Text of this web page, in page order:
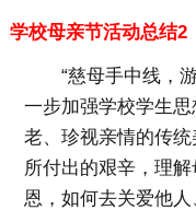
学校母亲节活动总结2
“慈母手中线，游
一步加强学校学生
老、珍视亲情的传
所付出的艰辛，理
恩，如何去关爱他